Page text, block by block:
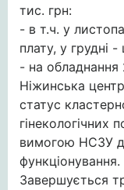
тис. грн:
- в т.ч. у
плату, у грудні
- на обладнання
Ніжинська
статус
гінекологічних
вимогою НСЗУ
функціонування.
Завершується